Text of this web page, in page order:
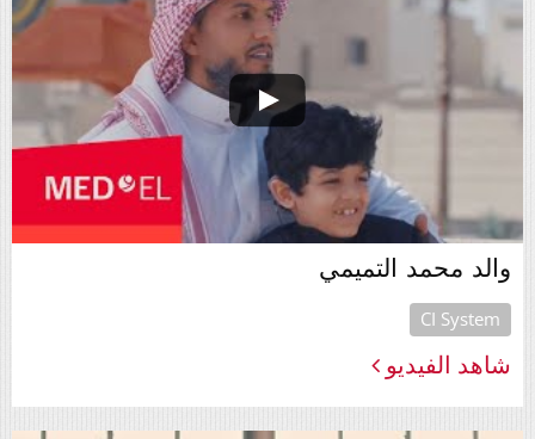
والد محمد التميمي
CI System
شاهد الفيديو